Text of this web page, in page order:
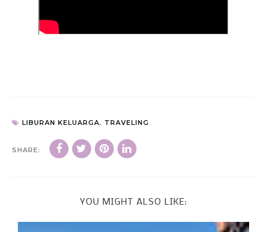
LIBURAN KELUARGA, TRAVELING
SHARE:
YOU MIGHT ALSO LIKE: